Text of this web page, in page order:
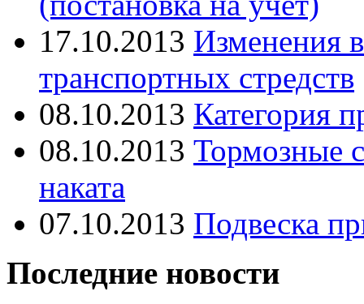
17.10.2013 Изменения
транспортных стредств
08.10.2013 Категория
08.10.2013 Тормозные
наката
07.10.2013 Подвеска
Последние новости